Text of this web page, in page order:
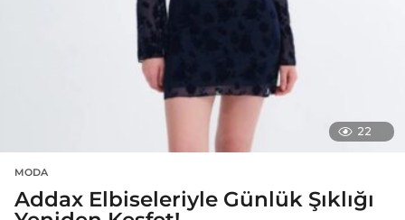
22
MODA
Addax Elbiseleriyle Günlük Şıklığı